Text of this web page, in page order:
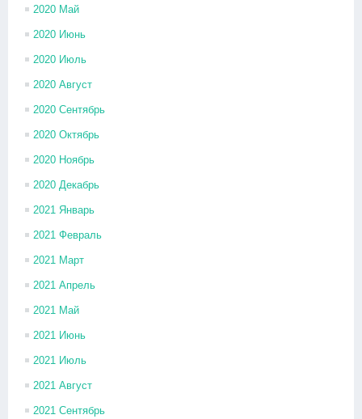
2020 Май
2020 Июнь
2020 Июль
2020 Август
2020 Сентябрь
2020 Октябрь
2020 Ноябрь
2020 Декабрь
2021 Январь
2021 Февраль
2021 Март
2021 Апрель
2021 Май
2021 Июнь
2021 Июль
2021 Август
2021 Сентябрь